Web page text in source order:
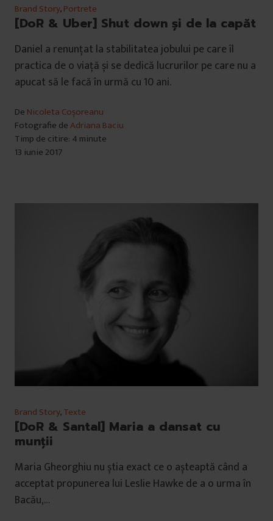
Brand Story,Portrete
[DoR & Uber] Shut down și de la capăt
Daniel a renunțat la stabilitatea jobului pe care îl
practica de o viață și se dedică lucrurilor pe care nu a
apucat să le facă în urmă cu 10 ani.
De Nicoleta Coșoreanu
Fotografie deAdriana Baciu
Timp de citire: 4 minute
13 iunie 2017
Brand Story,Texte
[DoR & Santal] Maria a dansat cu
munții
Maria Gheorghiu nu știa exact ce o așteaptă când a
acceptat propunerea lui Leslie Hawke de a o urma în
Bacău,…